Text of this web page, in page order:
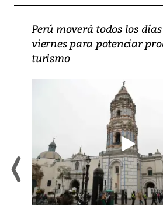
Perú moverá todos los
viernes para potenciar
turismo